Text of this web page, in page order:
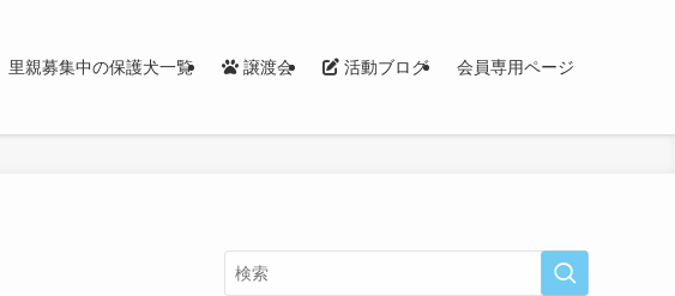
里親募集中の保護犬一覧 譲渡会 活動ブログ 会員専用ページ